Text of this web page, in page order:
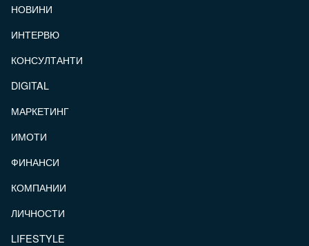
НОВИНИ
ИНТЕРВЮ
КОНСУЛТАНТИ
DIGITAL
МАРКЕТИНГ
ИМОТИ
ФИНАНСИ
КОМПАНИИ
ЛИЧНОСТИ
LIFESTYLE